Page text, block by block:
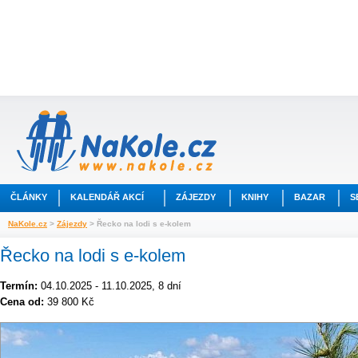
ČLÁNKY KALENDÁŘ AKCÍ ZÁJEZDY KNIHY BAZAR
NaKole.cz > Zájezdy > Řecko na lodi s e-kolem
Řecko na lodi s e-kolem
Termín: 04.10.2025 - 11.10.2025, 8 dní
Cena od: 39 800 Kč